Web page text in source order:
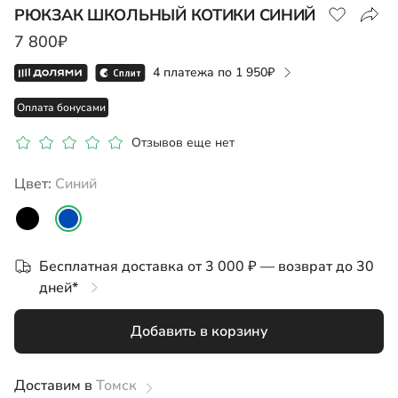
РЮКЗАК ШКОЛЬНЫЙ КОТИКИ СИНИЙ
7 800₽
4 платежа по 1 950
Оплата бонусами
Отзывов еще нет
Цвет: синий
Бесплатная доставка от 3 000 ₽ — возврат до 30
дней*
Добавить в корзину
Доставим в Томск